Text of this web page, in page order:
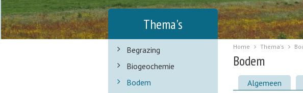
Thema's
Begrazing
Biogeochemie
Bodem
Home Thema's
Bodem
Algemeen